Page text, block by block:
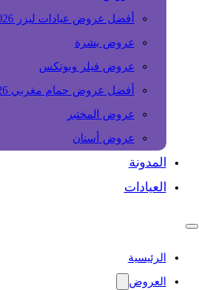
أفضل عروض عيادات ليزر 2026
عروض بشرة
عروض فيلر وبوتكس
أفضل عروض حمام مغربي 2026
عروض المختبر
عروض أسنان
المدونة
العيادات
الرئيسية
العروض